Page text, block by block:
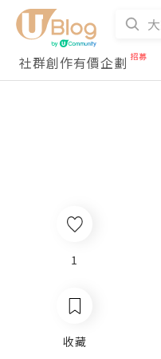
社群創作有價企劃
1
收藏